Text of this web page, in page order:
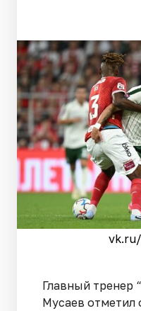
Главный тренер
Мусаев отметил